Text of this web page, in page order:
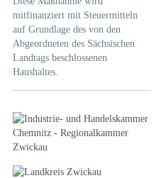
mitfinanziert mit Steuermitteln
auf Grundlage des von den
Abgeordneten des Sächsischen
Landtags beschlossenen
Haushaltes.